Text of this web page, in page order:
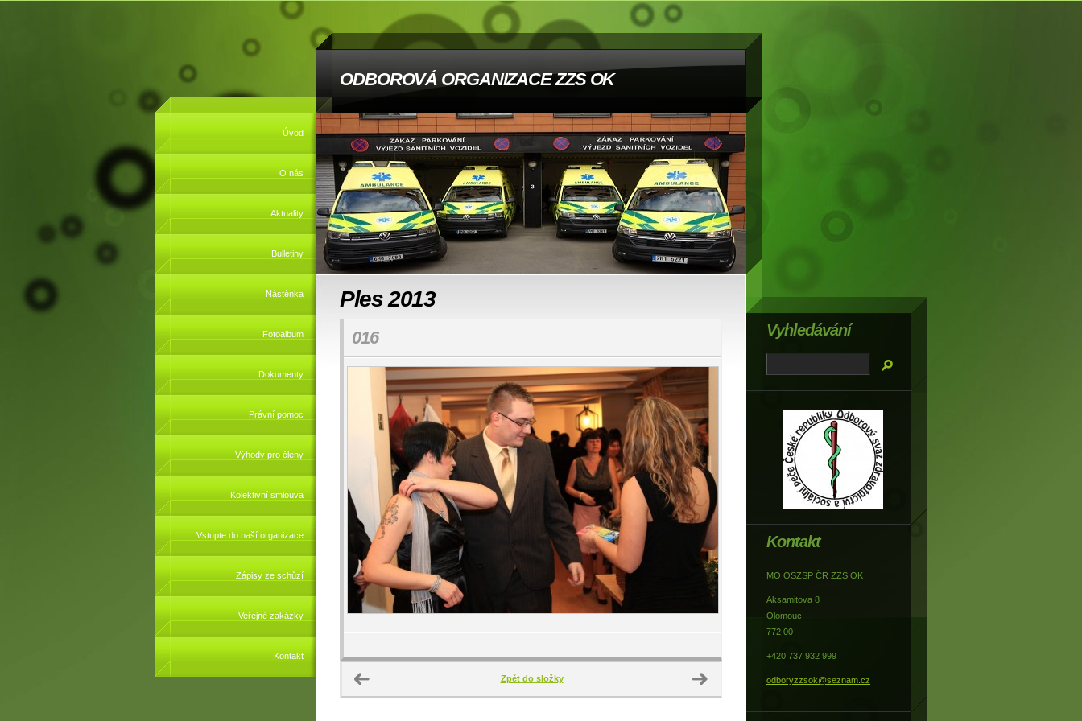
ODBOROVÁ ORGANIZACE ZZS OK
Úvod
O nás
Aktuality
Bulletiny
Nástěnka
Fotoalbum
Dokumenty
Právní pomoc
Výhody pro členy
Kolektivní smlouva
Vstupte do naší organizace
Zápisy ze schůzí
Veřejné zakázky
Kontakt
Ples 2013
016
Zpět do složky
Kontakt
MO OSZSP ČR ZZS OK
Aksamitova 8
Olomouc
772 00
+420 737 932 999
odboryzzsok@seznam.cz
Vyhledávání